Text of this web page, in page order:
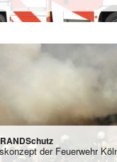
der Feuerwehr